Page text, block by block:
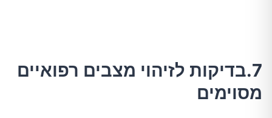
7.בדיקות לזיהוי מצבים רפואיים
מסוימים